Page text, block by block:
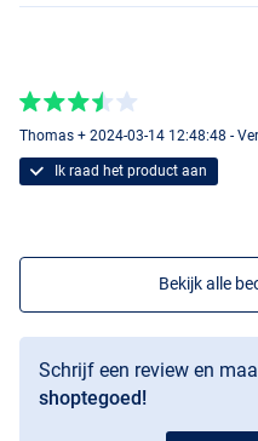
Nutty Crunch
Thomas + 2024-03-14 12:48:48 -
Ik raad het product aan
Bekijk alle
Schrijf een review en
shoptegoed!